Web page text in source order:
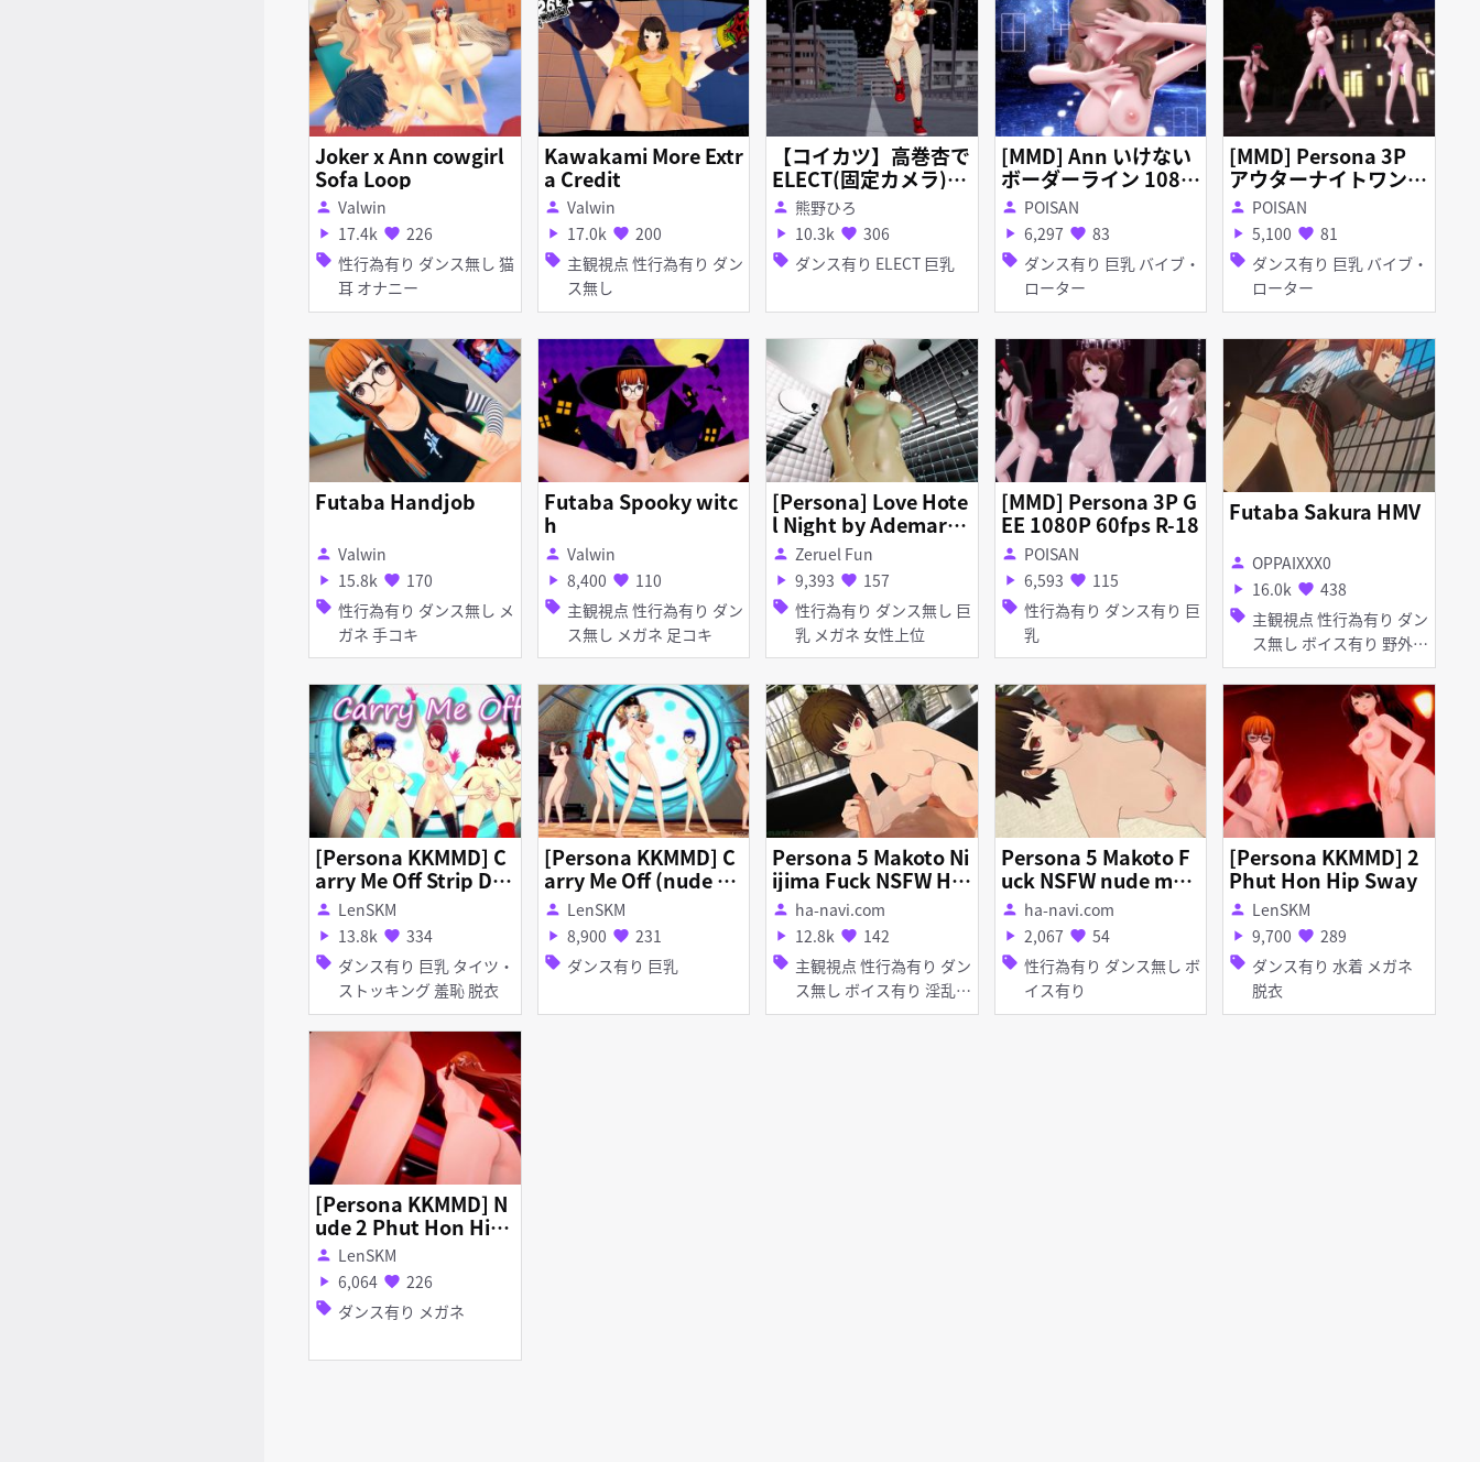
Joker x Ann cowgirl
Sofa Loop
person Valwin
play_arrow 17.4k favorite 226
sell 性行為有り ダンス無し 猫
耳 オナニー
Kawakami More Extr
a Credit
person Valwin
play_arrow 17.0k favorite 200
sell 主観視点 性行為有り ダン
ス無し
【コイカツ】高巻杏で
ELECT(固定カメラ)
【KKVMD】
person 熊野ひろ
play_arrow 10.3k favorite 306
sell ダンス有り ELECT 巨乳
[MMD] Ann いけない
ボーダーライン 1080
P 60fps R-18
person POISAN
play_arrow 6,297 favorite 83
sell ダンス有り 巨乳 バイブ・
ローター
[MMD] Persona 3P
アウターナイトワンダ
ーランド 1080P 60fp
s R-18
person POISAN
play_arrow 5,100 favorite 81
sell ダンス有り 巨乳 バイブ・
ローター
Futaba Handjob
person Valwin
play_arrow 15.8k favorite 170
sell 性行為有り ダンス無し メ
ガネ 手コキ
Futaba Spooky witc
h
person Valwin
play_arrow 8,400 favorite 110
sell 主観視点 性行為有り ダン
ス無し メガネ 足コキ
[Persona] Love Hote
l Night by Ademar44
0 [No Audio]
person Zeruel Fun
play_arrow 9,393 favorite 157
sell 性行為有り ダンス無し 巨
乳 メガネ 女性上位
[MMD] Persona 3P G
EE 1080P 60fps R-18
person POISAN
play_arrow 6,593 favorite 115
sell 性行為有り ダンス有り 巨
乳
Futaba Sakura HMV
person OPPAIXXX0
play_arrow 16.0k favorite 438
sell 主観視点 性行為有り ダン
ス無し ボイス有り 野外
淫乱 巨乳 メガネ アナル
責め イラマチオ ディープ
スロート フェラ 乱交
[Persona KKMMD] C
arry Me Off Strip Da
nce - Ann Makoto Ka
sumi Naoto Mitsuru
person LenSKM
play_arrow 13.8k favorite 334
sell ダンス有り 巨乳 タイツ・
ストッキング 羞恥 脱衣
[Persona KKMMD] C
arry Me Off (nude ve
rsion) - Ann Makoto
Kasumi Naoto Mitsu
ru
person LenSKM
play_arrow 8,900 favorite 231
sell ダンス有り 巨乳
Persona 5 Makoto Ni
ijima Fuck NSFW He
ntai Sex
person ha-navi.com
play_arrow 12.8k favorite 142
sell 主観視点 性行為有り ダン
ス無し ボイス有り 淫乱
オナニー フェラ
Persona 5 Makoto F
uck NSFW nude mod
Sex doujin
person ha-navi.com
play_arrow 2,067 favorite 54
sell 性行為有り ダンス無し ボ
イス有り
[Persona KKMMD] 2
Phut Hon Hip Sway
person LenSKM
play_arrow 9,700 favorite 289
sell ダンス有り 水着 メガネ
脱衣
[Persona KKMMD] N
ude 2 Phut Hon Hip
Sway
person LenSKM
play_arrow 6,064 favorite 226
sell ダンス有り メガネ